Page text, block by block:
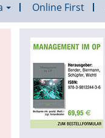
Online First